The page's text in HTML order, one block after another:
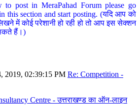
post in MeraPahad Forum please go
this section and start posting. (यदि आप को
में कोई परेशानी हो रही हो तो आप इस सेक्शन
हैं।)
2019, 02:39:15 PM Re: Competition -
Centre - उत्तराखण्ड का ऑन-लाइन